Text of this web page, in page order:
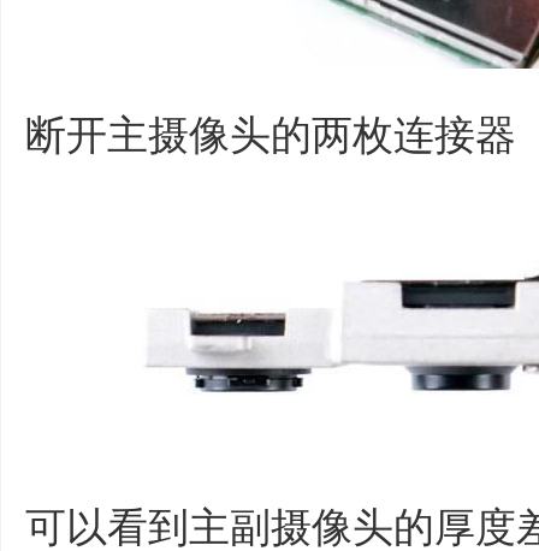
断开主摄像头的两枚连接器
可以看到主副摄像头的厚度